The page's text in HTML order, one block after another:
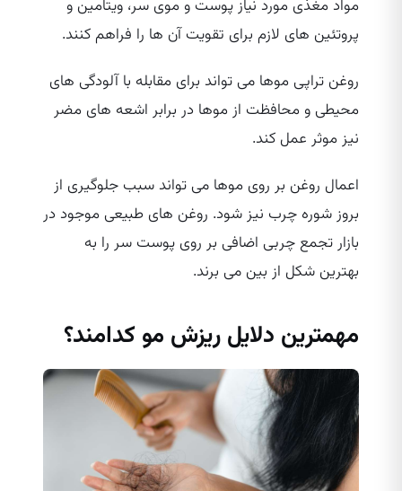
مواد مغذی مورد نیاز پوست و موی سر، ویتامین و
پروتئین‌ های لازم برای تقویت آن ها را فراهم کنند.
روغن تراپی موها می‌ تواند برای مقابله با آلودگی‌ های
محیطی و محافظت از موها در برابر اشعه‌ های مضر
نیز موثر عمل کند.
اعمال روغن بر روی موها می‌ تواند سبب جلوگیری از
بروز شوره چرب نیز شود. روغن‌ های طبیعی موجود در
بازار تجمع چربی اضافی بر روی پوست سر را به
بهترین شکل از بین می‌ برند.
مهمترین دلایل ریزش مو کدامند؟